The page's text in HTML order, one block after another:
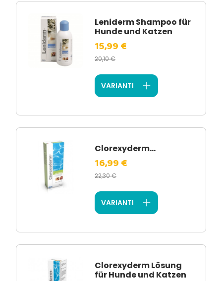
Leniderm Shampoo für
Hunde und Katzen
15,99 €
20,10 €
VARIANTI
Clorexyderm...
16,99 €
22,30 €
VARIANTI
Clorexyderm Lösung
für Hunde und Katzen